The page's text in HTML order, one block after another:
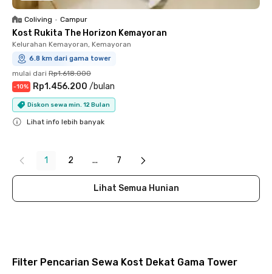
Coliving • Campur
Kost Rukita The Horizon Kemayoran
Kelurahan Kemayoran, Kemayoran
6.8 km dari gama tower
mulai dari Rp1.618.000
-10% Rp1.456.200 /bulan
Diskon sewa min. 12 Bulan
Lihat info lebih banyak
1 2 ... 7
Lihat Semua Hunian
Filter Pencarian Sewa Kost Dekat Gama Tower